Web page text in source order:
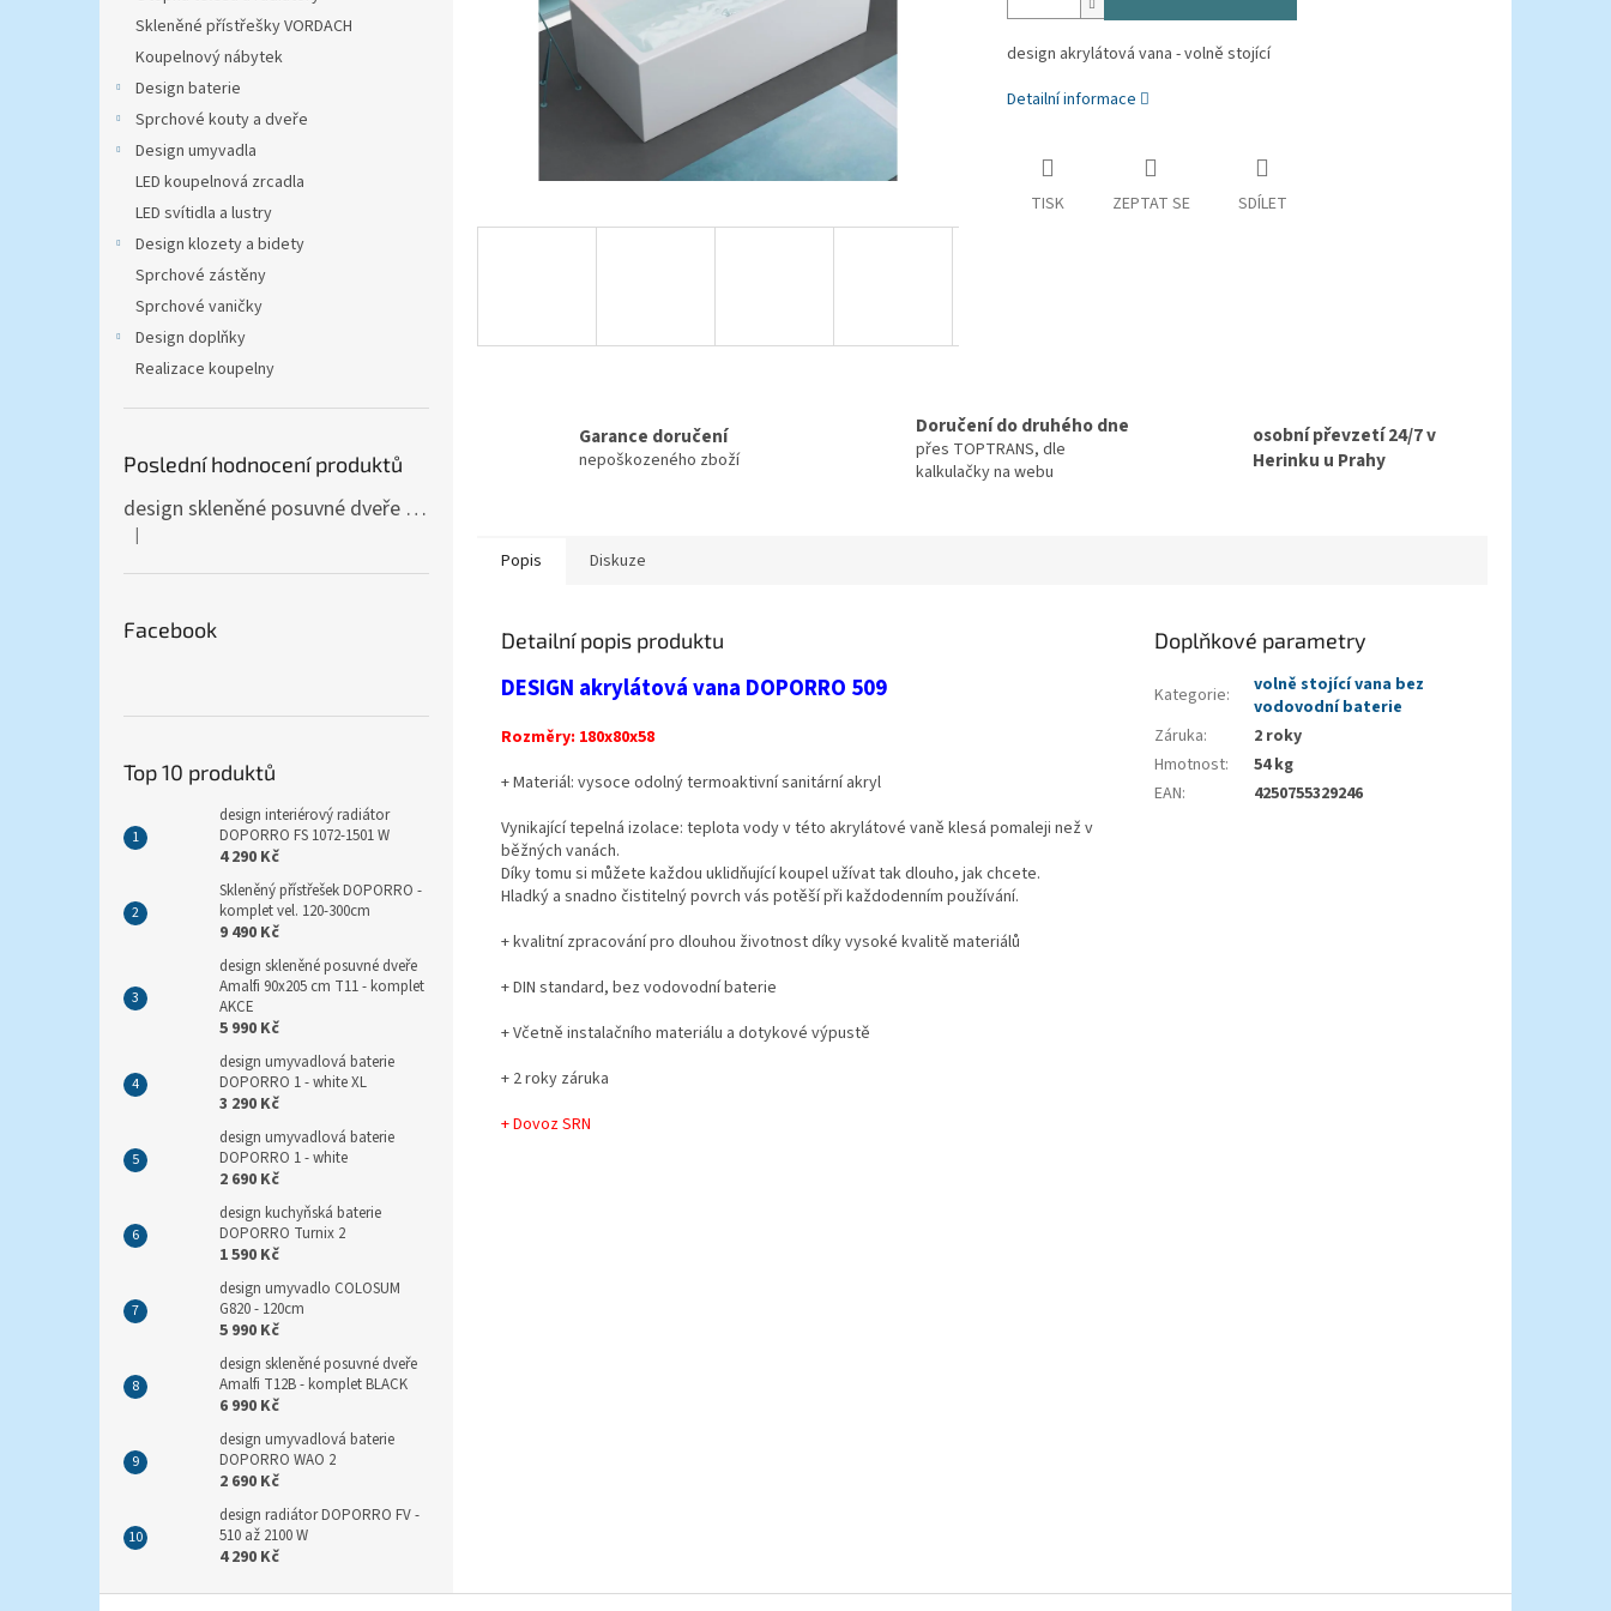
Skleněné přístřešky VORDACH
Koupelnový nábytek
Design baterie
Sprchové kouty a dveře
Design umyvadla
LED koupelnová zrcadla
LED svítidla a lustry
Design klozety a bidety
Sprchové zástěny
Sprchové vaničky
Design doplňky
Realizace koupelny
Poslední hodnocení produktů
design skleněné posuvné dveře Amalfi 90x205 cm T12 - komplet AKCE
Hodnocení produktu je 5 z 5 hvězdiček.
|
Facebook
Top 10 produktů
design interiérový radiátor
DOPORRO FS 1072-1501 W
4 290 Kč
Skleněný přístřešek DOPORRO -
komplet vel. 120-300cm
9 490 Kč
design skleněné posuvné dveře
Amalfi 90x205 cm T11 - komplet
AKCE
5 990 Kč
design umyvadlová baterie
DOPORRO 1 - white XL
3 290 Kč
design umyvadlová baterie
DOPORRO 1 - white
2 690 Kč
design kuchyňská baterie
DOPORRO Turnix 2
1 590 Kč
design umyvadlo COLOSUM
G820 - 120cm
5 990 Kč
design skleněné posuvné dveře
Amalfi T12B - komplet BLACK
6 990 Kč
design umyvadlová baterie
DOPORRO WAO 2
2 690 Kč
design radiátor DOPORRO FV -
510 až 2100 W
4 290 Kč
design akrylátová vana - volně stojící
Detailní informace
TISK ZEPTAT SE SDÍLET
Garance doručení
nepoškozeného zboží
Doručení do druhého dne
přes TOPTRANS, dle
kalkulačky na webu
osobní převzetí 24/7 v
Herinku u Prahy
Popis Diskuze
Detailní popis produktu
DESIGN akrylátová vana DOPORRO 509
Rozměry: 180x80x58
+ Materiál: vysoce odolný termoaktivní sanitární akryl
Vynikající tepelná izolace: teplota vody v této akrylátové vaně klesá pomaleji než v
běžných vanách.
Díky tomu si můžete každou uklidňující koupel užívat tak dlouho, jak chcete.
Hladký a snadno čistitelný povrch vás potěší při každodenním používání.
+ kvalitní zpracování pro dlouhou životnost díky vysoké kvalitě materiálů
+ DIN standard, bez vodovodní baterie
+ Včetně instalačního materiálu a dotykové výpustě
+ 2 roky záruka
+ Dovoz SRN
Doplňkové parametry
Kategorie:
volně stojící vana bez
vodovodní baterie
Záruka:
2 roky
Hmotnost:
54 kg
EAN: 4250755329246